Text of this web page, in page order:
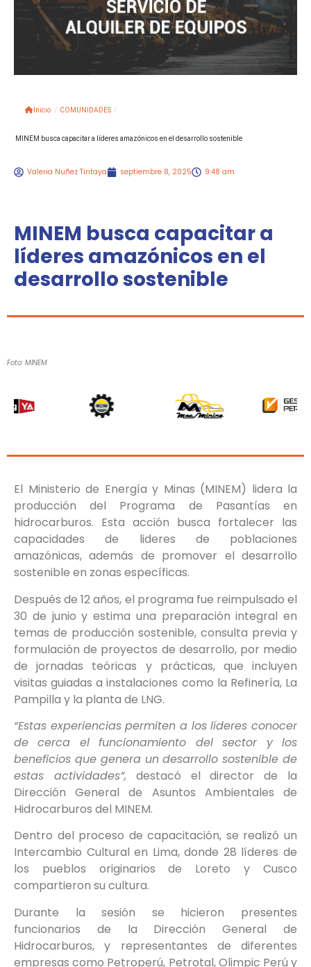
Inicio / COMUNIDADES /
MINEM busca capacitar a líderes amazónicos en el desarrollo sostenible
Valeria Nuñez Tintaya septiembre 8, 2025 9:48 am
MINEM busca capacitar a
líderes amazónicos en el
desarrollo sostenible
Foto: MINEM
El Ministerio de Energía y Minas (MINEM) lidera la
producción del Programa de Pasantías en
hidrocarburos. Esta acción busca fortalecer las
capacidades de lideres de poblaciones
amazónicas, además de promover el desarrollo
sostenible en zonas específicas.
Después de 12 años, el programa fue reimpulsado el
30 de junio y estima una preparación integral en
temas de producción sostenible, consulta previa y
formulación de proyectos de desarrollo, por medio
de jornadas teóricas y prácticas, que incluyen
visitas guiadas a instalaciones como la Refinería, La
Pampilla y la planta de LNG.
“Estas experiencias permiten a los líderes conocer
de cerca el funcionamiento del sector y los
beneficios que genera un desarrollo sostenible de
estas actividades”, destacó el director de la
Dirección General de Asuntos Ambientales de
Hidrocarburos del MINEM.
Dentro del proceso de capacitación, se realizó un
Intercambio Cultural en Lima, donde 28 líderes de
los pueblos originarios de Loreto y Cusco
compartieron su cultura.
Durante la sesión se hicieron presentes
funcionarios de la Dirección General de
Hidrocarburos, y representantes de diferentes
empresas como Petroperú, Petrotal, Olimpic Perú y